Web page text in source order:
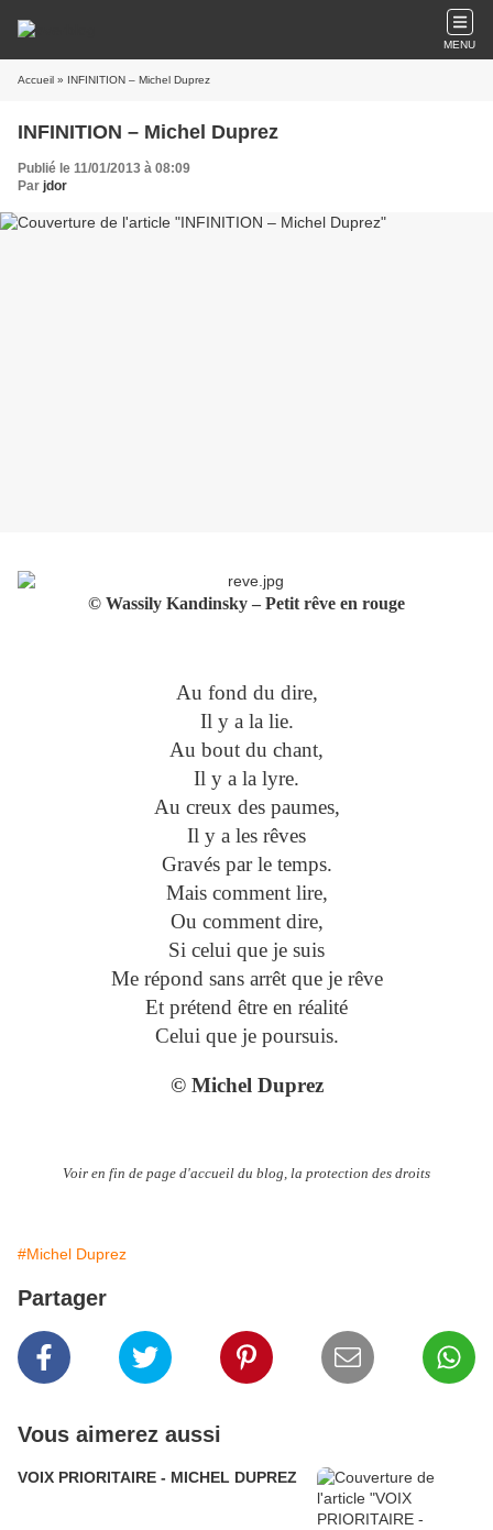
MENU
Accueil » INFINITION – Michel Duprez
INFINITION – Michel Duprez
Publié le 11/01/2013 à 08:09
Par jdor
© Wassily Kandinsky – Petit rêve en rouge
Au fond du dire,
Il y a la lie.
Au bout du chant,
Il y a la lyre.
Au creux des paumes,
Il y a les rêves
Gravés par le temps.
Mais comment lire,
Ou comment dire,
Si celui que je suis
Me répond sans arrêt que je rêve
Et prétend être en réalité
Celui que je poursuis.
© Michel Duprez
Voir en fin de page d'accueil du blog, la protection des droits
#Michel Duprez
Partager
Vous aimerez aussi
VOIX PRIORITAIRE - MICHEL DUPREZ